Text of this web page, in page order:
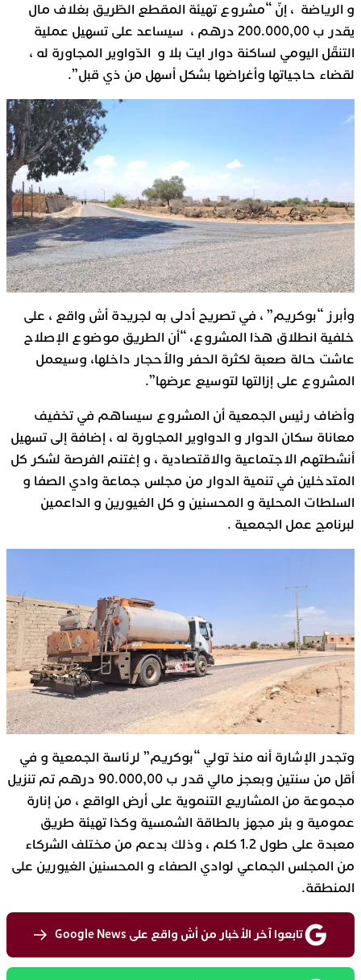
و الرياضة ، إنّ “مشروع تهيئة المقطع الطّريق بغلاف مال
يقدر ب 200.000,00 درهم ، سيساعد على تسهيل عملية
التنقّل اليومي لساكنة دوار ايت بلا و الدّواوير المجاورة له ،
لقضاء حاجياتها وأغراضها بشكل أسهل من ذي قبل”.
وأبرز “بوكريم” ، في تصريح أدلى به لجريدة أش واقع ، على
خلفية انطلاق هذا المشروع، “أن الطريق موضوع الإصلاح
عاشت حالة صعبة لكثرة الحفر والأحجار داخلها، وسيعمل
المشروع على إزالتها لتوسيع عرضها”.
وأضاف رئيس الجمعية أن المشروع سيساهم في تخفيف
معاناة سكان الدوار و الدواوير المجاورة له ، إضافة إلى تسهيل
أنشطتهم الاجتماعية والاقتصادية ، و إغتنم الفرصة لشكر كل
المتدخلين في تنمية الدوار من مجلس جماعة وادي الصفا و
السلطات المحلية و المحسنين و كل الغيورين و الداعمين
لبرنامج عمل الجمعية .
وتجدر الإشارة أنه منذ تولي “بوكريم” لرئاسة الجمعية و في
أقل من سنتين وبعجز مالي قدر ب 90.000,00 درهم تم تنزيل
مجموعة من المشاريع التنموية على أرض الواقع ، من إنارة
عمومية و بئر مجهز بالطاقة الشمسية وكذا تهيئة طريق
معبدة على طول 1.2 كلم ، وذلك بدعم من مختلف الشركاء
من المجلس الجماعي لوادي الصفاء و المحسنين الغيورين على
المنطقة.
تابعوا آخر الأخبار من أش واقع على Google News